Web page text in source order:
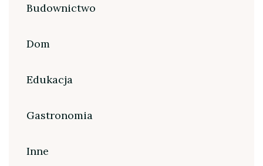
Budownictwo
Dom
Edukacja
Gastronomia
Inne